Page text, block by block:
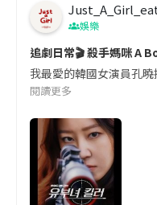
娛樂
追劇日常🎬 殺手媽咪 A
我最愛的韓國女演員孔
閱讀更多